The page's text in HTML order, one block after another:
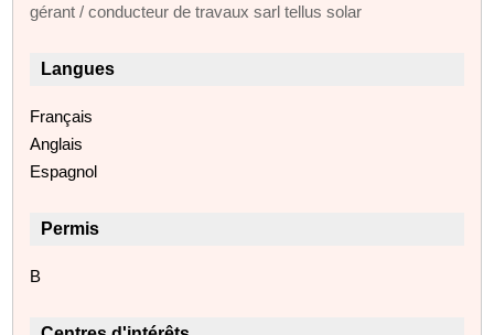
gérant / conducteur de travaux sarl tellus solar
Langues
Français
Anglais
Espagnol
Permis
B